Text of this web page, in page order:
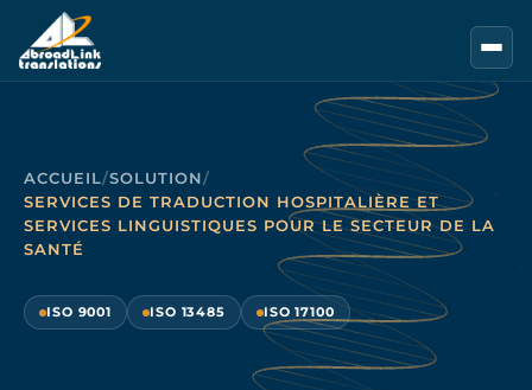
Aller au contenu principal
ACCUEIL/SOLUTION/
SERVICES DE TRADUCTION HOSPITALIÈRE ET
SERVICES LINGUISTIQUES POUR LE SECTEUR DE LA
SANTÉ
ISO 9001 ISO 13485 ISO 17100